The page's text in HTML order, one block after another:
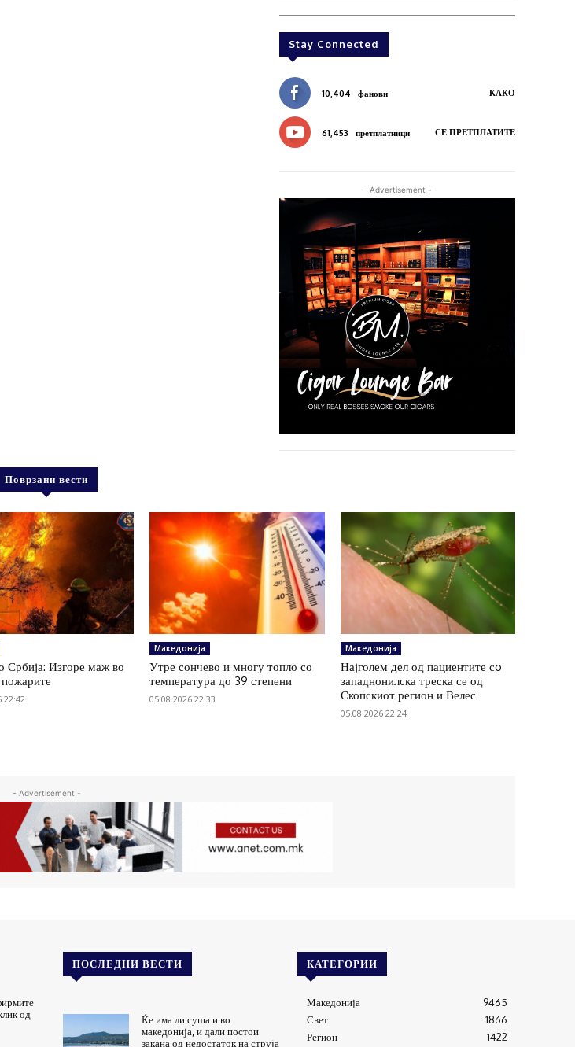
Stay Connected
10,404 фанови КАКО
61,453 претплатници СЕ ПРЕТПЛАТИТЕ
- Advertisement -
Поврзани вести
Србија: Изгоре маж во
22:42
Македонија
Утре сончево и многу топло со
температура до 39 степени
05.08.2026 22:33
Македонија
Најголем дел од пациентите сo
западнонилска треска се од
Скопскиот регион и Велес
05.08.2026 22:24
- Advertisement -
од
ПОСЛЕДНИ ВЕСТИ
Ќе има ли суша и во
македонија, и дали постои
закана од недостаток на струја
КАТЕГОРИИ
Македонија
9465
Свет
1866
Регион
1422